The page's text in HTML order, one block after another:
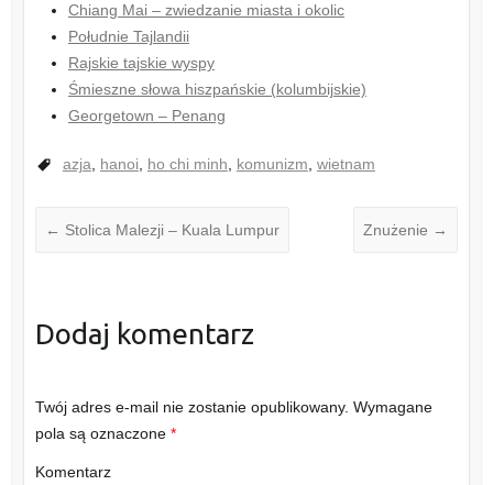
Chiang Mai – zwiedzanie miasta i okolic
Południe Tajlandii
Rajskie tajskie wyspy
Śmieszne słowa hiszpańskie (kolumbijskie)
Georgetown – Penang
azja, hanoi, ho chi minh, komunizm, wietnam
← Stolica Malezji – Kuala Lumpur Znużenie →
Dodaj komentarz
Twój adres e-mail nie zostanie opublikowany. Wymagane
pola są oznaczone *
Komentarz